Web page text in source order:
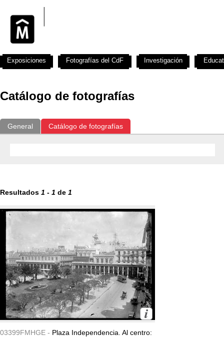
Catálogo de fotografías
General Catálogo de fotografías
Resultados 1 - 1 de 1
03399FMHGE - Plaza Independencia. Al centro:
Exposiciones Fotografías del CdF Investigación